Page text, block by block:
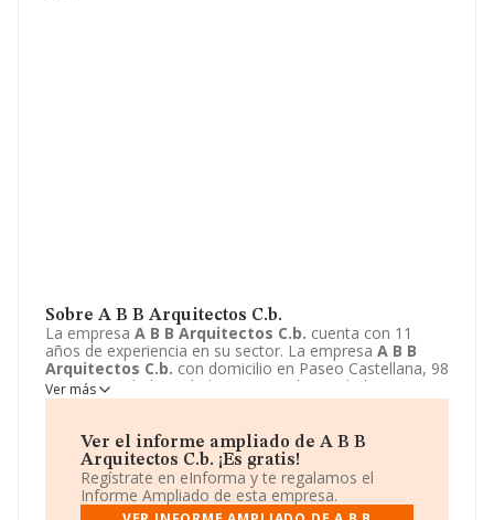
Sobre A B B Arquitectos C.b.
La empresa A B B Arquitectos C.b. cuenta con 11
años de experiencia en su sector. La empresa A B B
Arquitectos C.b. con domicilio en Paseo Castellana, 98
- 5 IZD, Madrid, Madrid. Su principal actividad CNAE es
7111 - Servicios técnicos de arquitectura. La empresaA
bienes.
Ver más
Ver el informe ampliado de A B B
Arquitectos C.b. ¡Es gratis!
Regístrate en eInforma y te regalamos el
Informe Ampliado de esta empresa.